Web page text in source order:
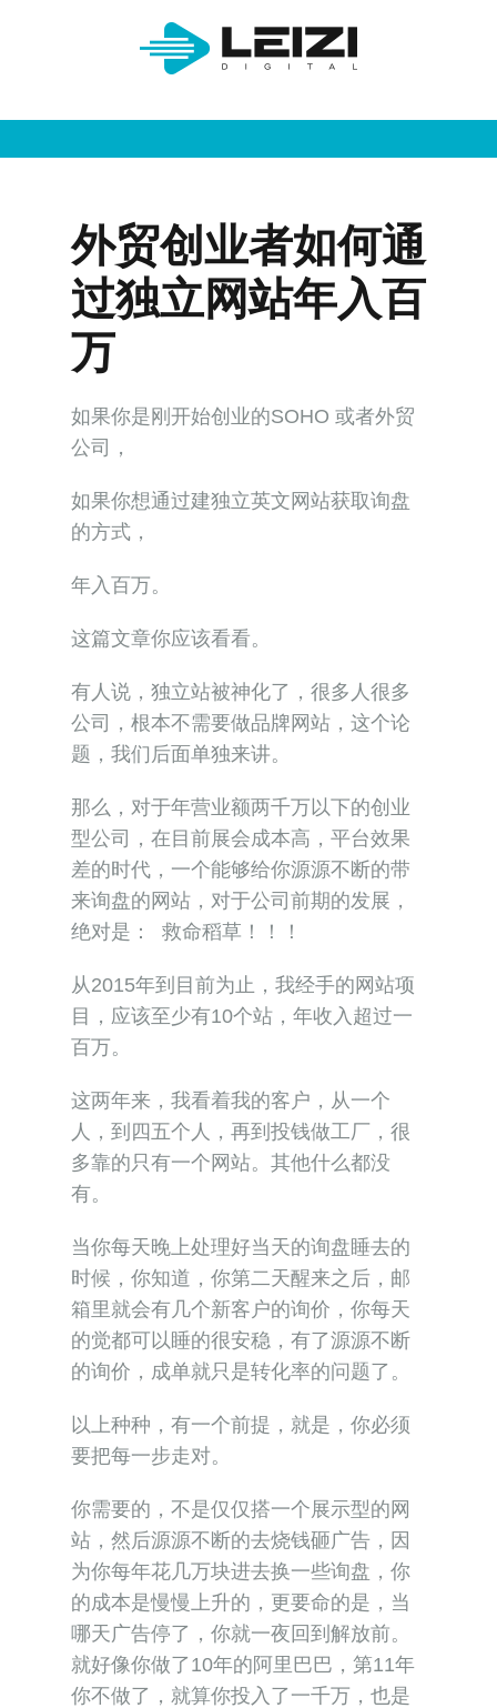
外贸创业者如何通
过独立网站年入百
万
如果你是刚开始创业的SOHO 或者外贸
公司，
如果你想通过建独立英文网站获取询盘
的方式，
年入百万。
这篇文章你应该看看。
有人说，独立站被神化了，很多人很多
公司，根本不需要做品牌网站，这个论
题，我们后面单独来讲。
那么，对于年营业额两千万以下的创业
型公司，在目前展会成本高，平台效果
差的时代，一个能够给你源源不断的带
来询盘的网站，对于公司前期的发展，
绝对是： 救命稻草！！！
从2015年到目前为止，我经手的网站项
目，应该至少有10个站，年收入超过一
百万。
这两年来，我看着我的客户，从一个
人，到四五个人，再到投钱做工厂，很
多靠的只有一个网站。其他什么都没
有。
当你每天晚上处理好当天的询盘睡去的
时候，你知道，你第二天醒来之后，邮
箱里就会有几个新客户的询价，你每天
的觉都可以睡的很安稳，有了源源不断
的询价，成单就只是转化率的问题了。
以上种种，有一个前提，就是，你必须
要把每一步走对。
你需要的，不是仅仅搭一个展示型的网
站，然后源源不断的去烧钱砸广告，因
为你每年花几万块进去换一些询盘，你
的成本是慢慢上升的，更要命的是，当
哪天广告停了，你就一夜回到解放前。
就好像你做了10年的阿里巴巴，第11年
你不做了，就算你投入了一千万，也是